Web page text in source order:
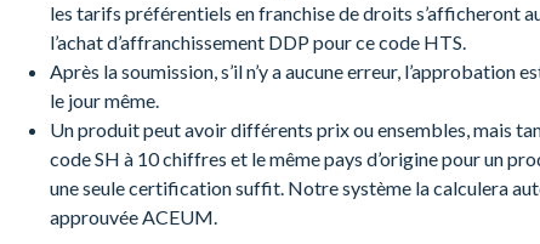
les tarifs préférentiels en franchise de droits s’afficheront
l’achat d’affranchissement DDP pour ce code HTS.
Après la soumission, s’il n’y a aucune erreur, l’approbation
le jour même.
Un produit peut avoir différents prix ou ensembles, mais
code SH à 10 chiffres et le même pays d’origine pour un
une seule certification suffit. Notre système la calculera
approuvée ACEUM.